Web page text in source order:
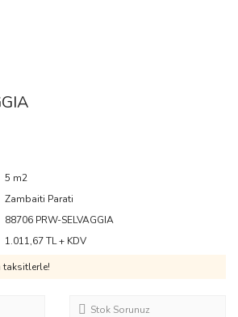
5 m2
Zambaiti Parati
88706 PRW-SELVAGGIA
1.011,67 TL + KDV
taksitlerle!
Stok Sorunuz